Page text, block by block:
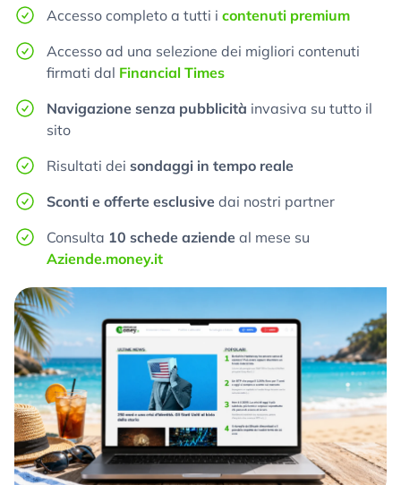
Accesso completo a tutti i contenuti premium
Accesso ad una selezione dei migliori contenuti
firmati dal Financial Times
Navigazione senza pubblicità invasiva su tutto il
sito
Risultati dei sondaggi in tempo reale
Sconti e offerte esclusive dai nostri partner
Consulta 10 schede aziende al mese su
Aziende.money.it